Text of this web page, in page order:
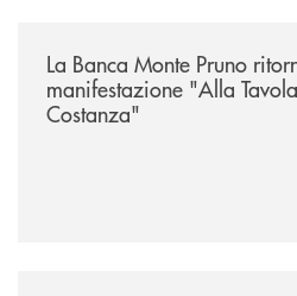
La Banca Monte Pruno
manifestazione "Alla
Costanza"